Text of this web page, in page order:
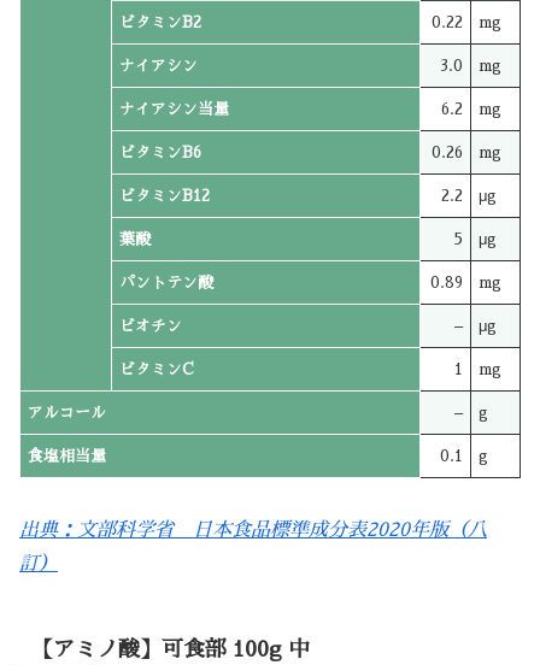
ビタミンB2 0.22 mg
ナイアシン 3.0 mg
ナイアシン当量 6.2 mg
ビタミンB6 0.26 mg
ビタミンB12 2.2 μg
葉酸 5 μg
パントテン酸 0.89 mg
ビオチン – μg
ビタミンC 1 mg
アルコール – g
食塩相当量 0.1 g
出典：文部科学省 日本食品標準成分表2020年版（八
訂）
【アミノ酸】可食部 100g 中